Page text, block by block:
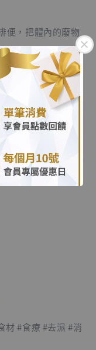
便，把體內的廢物
。
天氣的「神仙組
後就能喝到暖呼呼
材 #食療 #去濕 #消